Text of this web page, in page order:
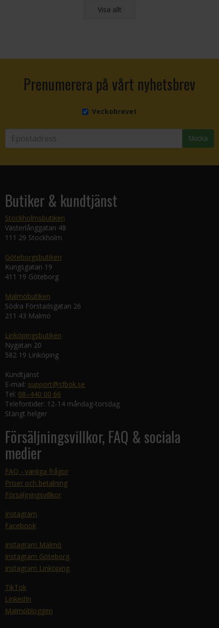
Visa allt
Prenumerera på vårt nyhetsbrev
Veckobrevet
Skicka
Butiker & kundtjänst
Stockholmsbutiken
Västerlånggatan 48
111 29 Stockholm
Göteborgsbutiken
Kungsgatan 19
411 19 Göteborg
Malmöbutiken
Södra Förstadsgatan 26
211 43 Malmö
Linköpingsbutiken
Nygatan 20
582 19 Linköping
Kundtjänst
E-mail: support@sfbok.se
Tel: 08–440 00 66
Telefontider: 12-14 måndag-torsdag
Stängt helger
Försäljningsvillkor, FAQ & sociala
medier
FAQ - vanliga frågor
Priser och betalning
Försäljningsvillkor
Instagram
Facebook
Instagram Malmö
Instagram Göteborg
Instagram Linköping
TikTok
LinkedIn
Malmöbloggen